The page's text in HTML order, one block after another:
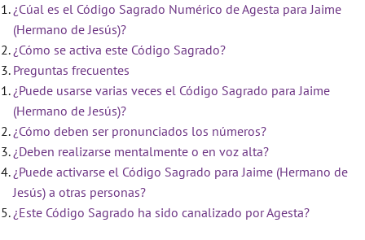
¿Cúal es el Código Sagrado Numérico de Agesta para Jaime
(Hermano de Jesús)?
¿Cómo se activa este Código Sagrado?
Preguntas frecuentes
¿Puede usarse varias veces el Código Sagrado para Jaime
(Hermano de Jesús)?
¿Cómo deben ser pronunciados los números?
¿Deben realizarse mentalmente o en voz alta?
¿Puede activarse el Código Sagrado para Jaime (Hermano de
Jesús) a otras personas?
¿Este Código Sagrado ha sido canalizado por Agesta?